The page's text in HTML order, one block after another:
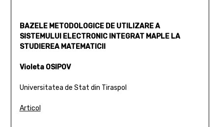
BAZELE METODOLOGICE DE UTILIZARE A
SISTEMULUI ELECTRONIC INTEGRAT MAPLE LA
STUDIEREA MATEMATICII
Violeta OSIPOV
Universitatea de Stat din Tiraspol
Articol